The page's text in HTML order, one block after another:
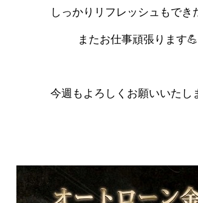
しっかりリフレッシュもでき
またお仕事頑張ります💪
今週もよろしくお願いいたし